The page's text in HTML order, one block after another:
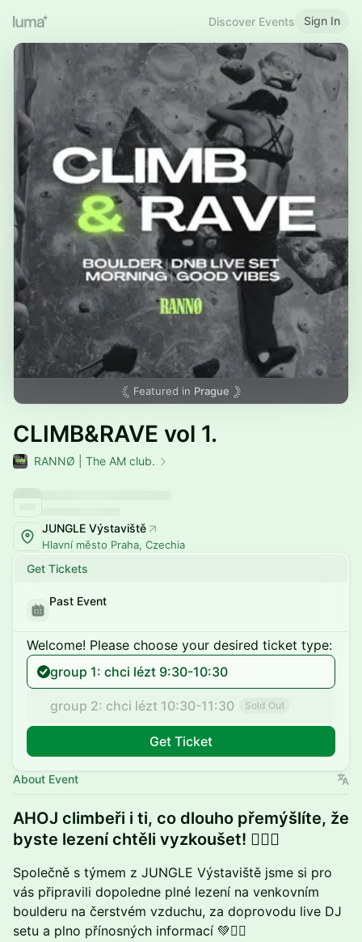
Discover Events Sign In
Featured in Prague
CLIMB&RAVE vol 1.
RANNØ | The AM club.
JUNGLE Výstaviště
Hlavní město Praha, Czechia
Get Tickets
Past Event
Welcome! Please choose your desired ticket type:
group 1: chci lézt 9:30-10:30
group 2: chci lézt 10:30-11:30 Sold Out
Get Ticket
About Event
AHOJ climbeři i ti, co dlouho přemýšlíte, že
byste lezení chtěli vyzkoušet! 🧗🏽‍♀️
Společně s týmem z JUNGLE Výstaviště jsme si pro
vás připravili dopoledne plné lezení na venkovním
boulderu na čerstvém vzduchu, za doprovodu live DJ
setu a plno přínosných informací 💚⛓️‍💥